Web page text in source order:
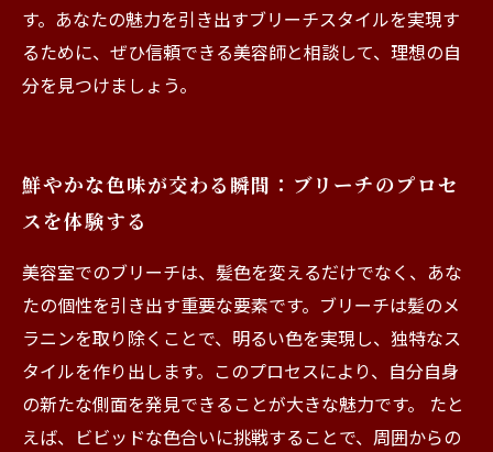
す。あなたの魅力を引き出すブリーチスタイルを実現す
るために、ぜひ信頼できる美容師と相談して、理想の自
分を見つけましょう。
鮮やかな色味が交わる瞬間：ブリーチのプロセ
スを体験する
美容室でのブリーチは、髪色を変えるだけでなく、あな
たの個性を引き出す重要な要素です。ブリーチは髪のメ
ラニンを取り除くことで、明るい色を実現し、独特なス
タイルを作り出します。このプロセスにより、自分自身
の新たな側面を発見できることが大きな魅力です。 たと
えば、ビビッドな色合いに挑戦することで、周囲からの